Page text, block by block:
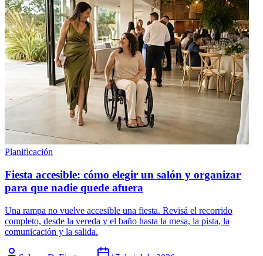
Planificación
Fiesta accesible: cómo elegir un salón y organizar
para que nadie quede afuera
Una rampa no vuelve accesible una fiesta. Revisá el recorrido
completo, desde la vereda y el baño hasta la mesa, la pista, la
comunicación y la salida.